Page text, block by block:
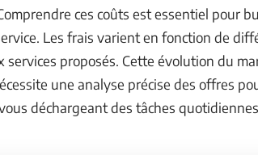
ces coûts est essentiel pour
Les frais varient en fonction de
services proposés. Cette évolution du
une analyse précise des offres
déchargeant des tâches